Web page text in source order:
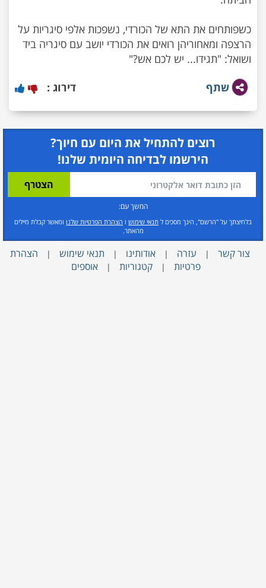
כשפותחים את התא של הכורדי, נשפכות אלפי סיגריות על
הרצפה ומאחוריהן רואים את הכורדי יושב עם סיגריה ביד
ושואל: "תגידו... יש לכם אש?"
שתף
דירוג :
רוצים להתחיל את היום עם חיוך?
הירשמו לבדיחה היומית שלנו!
המשך עם:
בלחיצתך על "הרשם", הינך מסכים ל תנאי שימוש ו הצהרת הפרטיות שלנו ומאשר קבלת מיילים
מהאתר.
צור קשר | עזרה | אודותינו | תנאי שימוש |
הצהרת
פרטיות
| קטגוריות | אוספים